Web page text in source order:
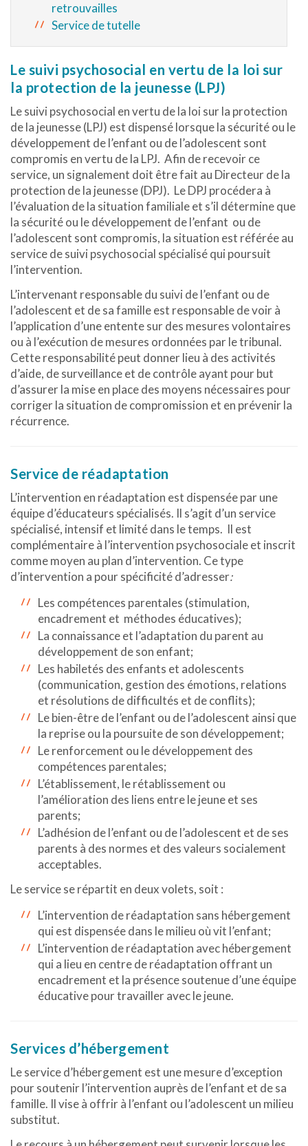
retrouvailles
Service de tutelle
Le suivi psychosocial en vertu de la loi sur
la protection de la jeunesse (LPJ)
Le suivi psychosocial en vertu de la loi sur la protection
de la jeunesse (LPJ) est dispensé lorsque la sécurité ou le
développement de l’enfant ou de l’adolescent sont
compromis en vertu de la LPJ. Afin de recevoir ce
service, un signalement doit être fait au Directeur de la
protection de la jeunesse (DPJ). Le DPJ procédera à
l’évaluation de la situation familiale et s’il détermine que
la sécurité ou le développement de l’enfant ou de
l’adolescent sont compromis, la situation est référée au
service de suivi psychosocial spécialisé qui poursuit
l’intervention.
L’intervenant responsable du suivi de l’enfant ou de
l’adolescent et de sa famille est responsable de voir à
l’application d’une entente sur des mesures volontaires
ou à l’exécution de mesures ordonnées par le tribunal.
Cette responsabilité peut donner lieu à des activités
d’aide, de surveillance et de contrôle ayant pour but
d’assurer la mise en place des moyens nécessaires pour
corriger la situation de compromission et en prévenir la
récurrence.
Service de réadaptation
L’intervention en réadaptation est dispensée par une
équipe d’éducateurs spécialisés. Il s’agit d’un service
spécialisé, intensif et limité dans le temps. Il est
complémentaire à l’intervention psychosociale et inscrit
comme moyen au plan d’intervention. Ce type
d’intervention a pour spécificité d’adresser:
Les compétences parentales (stimulation,
encadrement et méthodes éducatives);
La connaissance et l’adaptation du parent au
développement de son enfant;
Les habiletés des enfants et adolescents
(communication, gestion des émotions, relations
et résolutions de difficultés et de conflits);
Le bien-être de l’enfant ou de l’adolescent ainsi que
la reprise ou la poursuite de son développement;
Le renforcement ou le développement des
compétences parentales;
L’établissement, le rétablissement ou
l’amélioration des liens entre le jeune et ses
parents;
L’adhésion de l’enfant ou de l’adolescent et de ses
parents à des normes et des valeurs socialement
acceptables.
Le service se répartit en deux volets, soit :
L’intervention de réadaptation sans hébergement
qui est dispensée dans le milieu où vit l’enfant;
L’intervention de réadaptation avec hébergement
qui a lieu en centre de réadaptation offrant un
encadrement et la présence soutenue d’une équipe
éducative pour travailler avec le jeune.
Services d’hébergement
Le service d’hébergement est une mesure d’exception
pour soutenir l’intervention auprès de l’enfant et de sa
famille. Il vise à offrir à l’enfant ou l’adolescent un milieu
substitut.